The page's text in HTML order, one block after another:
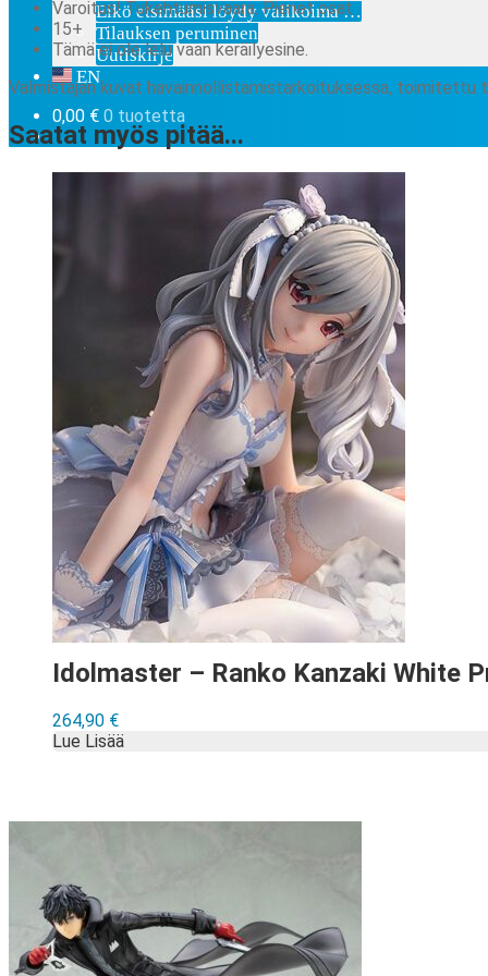
Eikö etsimääsi löydy valikoima …
Tilauksen peruminen
Uutiskirje
EN
0,00 € 0 tuotetta
Varoitus! Tukehtumisvaara. Pienet osat
15+
Tämä ei ole lelu vaan keräilyesine.
Valmistajan kuvat havainnollistamistarkoituksessa, toimitettu
Saatat myös pitää...
Idolmaster – Ranko Kanzaki White
264,90 €
Lue Lisää